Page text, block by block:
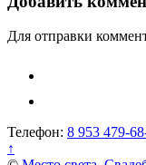
записям
Для отправки
Телефон: 8 953 479-
↑